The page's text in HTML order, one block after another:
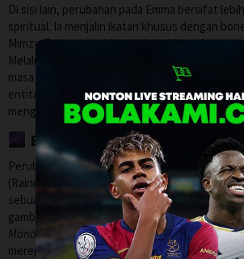
Di sisi lain, perubahan pada Emma bersifat
spiritual. Ia menjalin ikatan khusus dengan
Mimzy. Emma mengklaim bahwa Mimzy bisa
Melalui telepati, Mimzy mengajarkan Emma
masa depan dan mengungkapkan bahwa
entitas nanoteknologi canggih (komputer
mengemban misi penting.
Babak 3: Mandala dan
Perubahan drastis ini menarik perhatian guru
(Rainn Wilson). Dalam sebuah tugas sekolah,
sebuah pola sarang laba-laba yang sangat
gambar tersebut, ia sangat terkejut karena
Mandala
, sebuah simbol kuno dalam
merepresentasikan peta alam semesta dan